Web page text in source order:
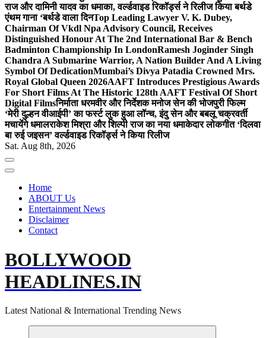
राज और दामिनी यादव का धमाका, वर्ल्डवाइड रिकॉर्ड्स ने रिलीज किया बर्थडे
एंथम गाना ‘बर्थडे वाला दिनTop Leading Lawyer V. K. Dubey,
Chairman Of Vkdl Npa Advisory Council, Receives
Distinguished Honour At The 2nd International Bar & Bench
Badminton Championship In LondonRamesh Joginder Singh
Chandra A Submarine Warrior, A Nation Builder And A Living
Symbol Of DedicationMumbai’s Divya Patadia Crowned Mrs.
Royal Global Queen 2026AAFT Introduces Prestigious Awards
For Short Films At The Historic 128th AAFT Festival Of Short
Digital Filmsनिर्माता धरमवीर और निर्देशक मनोज सेन की भोजपुरी फिल्म
‘मेरी दुल्हन वीआईपी’ का फर्स्ट लुक हुआ लॉन्च, इंदु सेन और बबलू चक्रवर्ती
मचायेंगे धमालराकेश मिश्रा और शिल्पी राज का नया धमाकेदार लोकगीत ‘दिलवा
बा रुई जइसन’ वर्ल्डवाइड रिकॉर्ड्स ने किया रिलीज
Sat. Aug 8th, 2026
Home
ABOUT Us
Entertainment News
Disclaimer
Contact
BOLLYWOOD
HEADLINES.IN
Latest National & International Trending News